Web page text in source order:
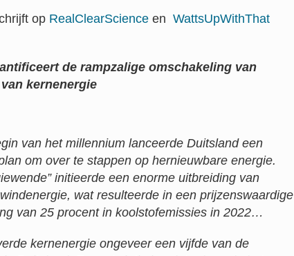
op RealClearScience en WattsUpWithThat
de rampzalige omschakeling van
kernenergie
van het millennium lanceerde Duitsland een
om over te stappen op hernieuwbare energie.
” initieerde een enorme uitbreiding van
wat resulteerde in een prijzenswaardige
van 25 procent in koolstofemissies in 2022…
kernenergie ongeveer een vijfde van de